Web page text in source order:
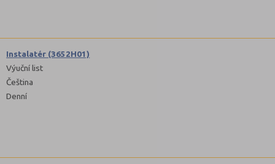
Instalatér (3652H01)
Výuční list
Čeština
Denní